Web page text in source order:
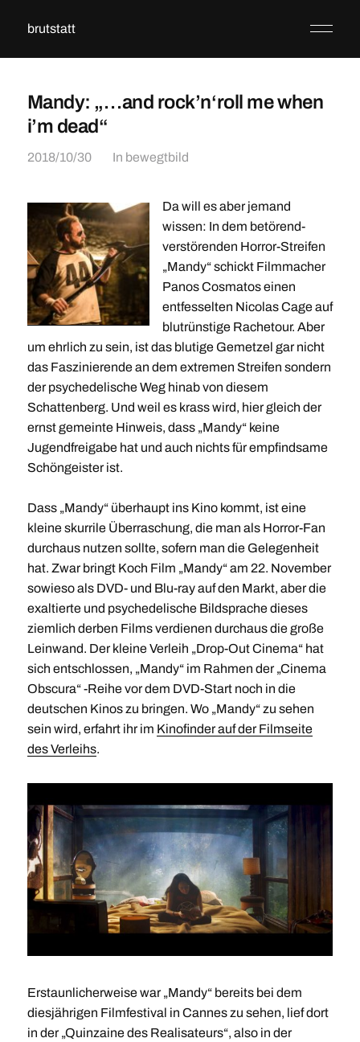
brutstatt
Mandy: „…and rock’n‘roll me when
i’m dead“
2018/10/30 In bewegtbild
Da will es aber jemand
wissen: In dem betörend-
verstörenden Horror-Streifen
„Mandy“ schickt Filmmacher
Panos Cosmatos einen
entfesselten Nicolas Cage auf
blutrünstige Rachetour. Aber
um ehrlich zu sein, ist das blutige Gemetzel gar nicht
das Faszinierende an dem extremen Streifen sondern
der psychedelische Weg hinab von diesem
Schattenberg. Und weil es krass wird, hier gleich der
ernst gemeinte Hinweis, dass „Mandy“ keine
Jugendfreigabe hat und auch nichts für empfindsame
Schöngeister ist.
Dass „Mandy“ überhaupt ins Kino kommt, ist eine
kleine skurrile Überraschung, die man als Horror-Fan
durchaus nutzen sollte, sofern man die Gelegenheit
hat. Zwar bringt Koch Film „Mandy“ am 22. November
sowieso als DVD- und Blu-ray auf den Markt, aber die
exaltierte und psychedelische Bildsprache dieses
ziemlich derben Films verdienen durchaus die große
Leinwand. Der kleine Verleih „Drop-Out Cinema“ hat
sich entschlossen, „Mandy“ im Rahmen der „Cinema
Obscura“ -Reihe vor dem DVD-Start noch in die
deutschen Kinos zu bringen. Wo „Mandy“ zu sehen
sein wird, erfahrt ihr im Kinofinder auf der Filmseite
des Verleihs.
Erstaunlicherweise war „Mandy“ bereits bei dem
diesjährigen Filmfestival in Cannes zu sehen, lief dort
in der „Quinzaine des Realisateurs“, also in der